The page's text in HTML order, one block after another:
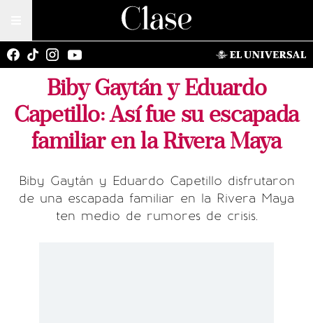
Biby Gaytán y Eduardo
Capetillo: Así fue su escapada
familiar en la Rivera Maya
Biby Gaytán y Eduardo Capetillo disfrutaron
de una escapada familiar en la Rivera Maya
ten medio de rumores de crisis.